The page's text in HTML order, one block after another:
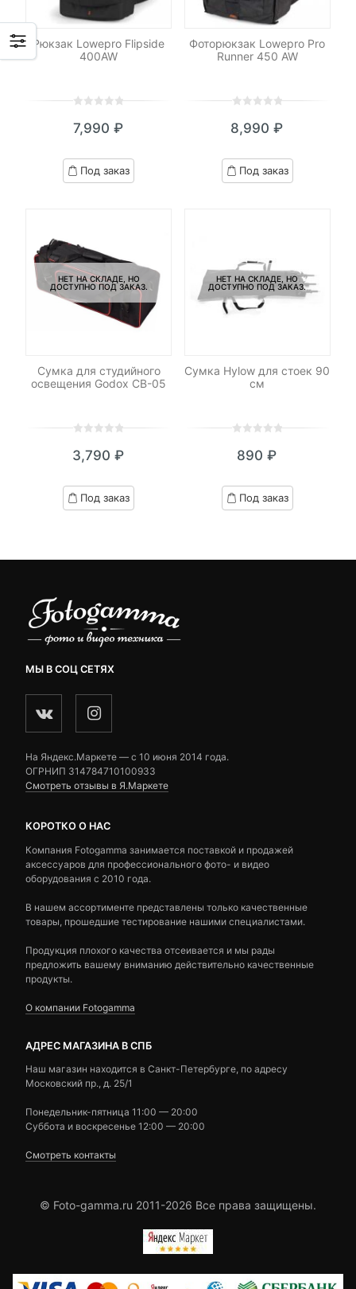
Рюкзак Lowepro Flipside
400AW
out
based
on
7,990 ₽
Под заказ
Фоторюкзак Lowepro Pro
Runner 450 AW
out
based
on
8,990 ₽
Под заказ
НЕТ НА СКЛАДЕ, НО
ДОСТУПНО ПОД ЗАКАЗ.
Сумка для студийного
освещения Godox CB-05
out
based
on
3,790 ₽
Под заказ
НЕТ НА СКЛАДЕ, НО
ДОСТУПНО ПОД ЗАКАЗ.
Сумка Hylow для стоек 90
см
out
based
on
890 ₽
Под заказ
МЫ В СОЦ СЕТЯХ
На Яндекс.Маркете — c 10 июня 2014 года.
ОГРНИП 314784710100933
Смотреть отзывы в Я.Маркете
КОРОТКО О НАС
Компания Fotogamma занимается поставкой и продажей
аксессуаров для профессионального фото- и видео
оборудования с 2010 года.
В нашем ассортименте представлены только качественные
товары, прошедшие тестирование нашими специалистами.
Продукция плохого качества отсеивается и мы рады
предложить вашему вниманию действительно качественные
продукты.
О компании Fotogamma
АДРЕС МАГАЗИНА В СПБ
Наш магазин находится в Санкт-Петербурге, по адресу
Московский пр., д. 25/1
Понедельник-пятница 11:00 — 20:00
Суббота и воскресенье 12:00 — 20:00
Смотреть контакты
© Foto-gamma.ru 2011-2026 Все права защищены.